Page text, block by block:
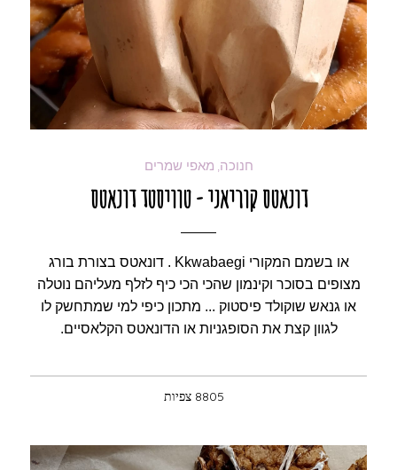
חנוכה, מאפי שמרים
דונאטס קוריאני - טוויסטד דונאטס
או בשמם המקורי Kkwabaegi . דונאטס בצורת בורג
מצופים בסוכר וקינמון שהכי הכי כיף לזלף מעליהם נוטלה
או גנאש שוקולד פיסטוק ... מתכון כיפי למי שמתחשק לו
לגוון קצת את הסופגניות או הדונאטס הקלאסיים.
8805 צפיות